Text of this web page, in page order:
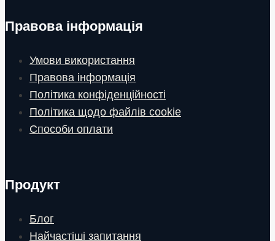
Правова інформація
Умови використання
Правова інформація
Політика конфіденційності
Політика щодо файлів cookie
Способи оплати
Продукт
Блог
Найчастіші запитання